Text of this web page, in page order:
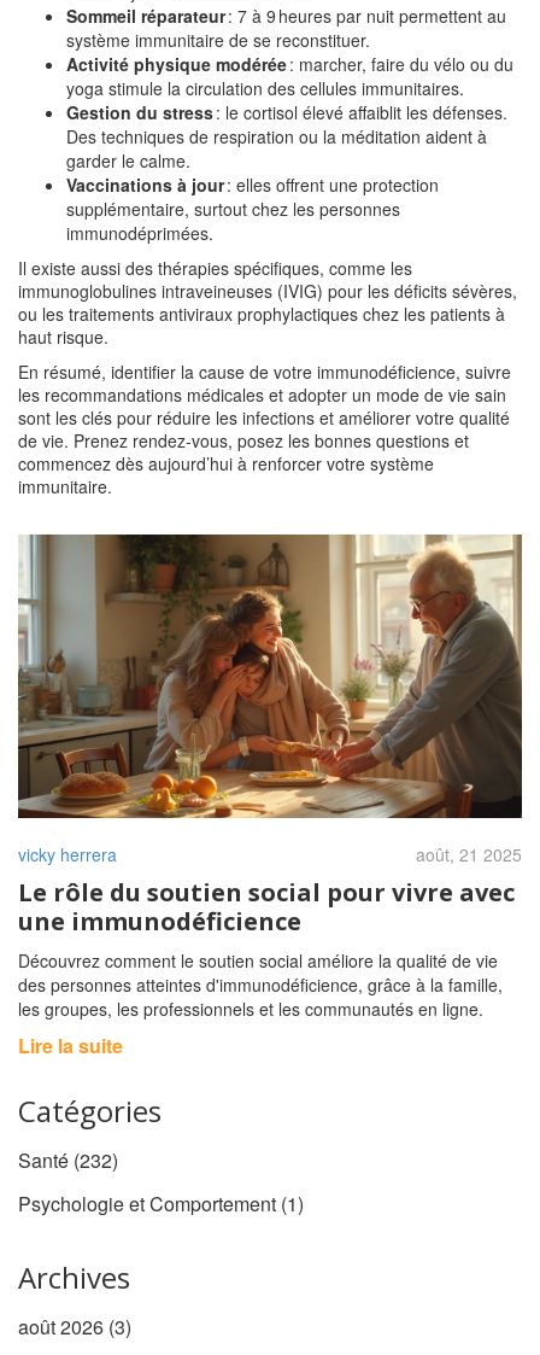
Sommeil réparateur: 7 à 9 heures par nuit permettent au
système immunitaire de se reconstituer.
Activité physique modérée: marcher, faire du vélo ou du
yoga stimule la circulation des cellules immunitaires.
Gestion du stress: le cortisol élevé affaiblit les défenses.
Des techniques de respiration ou la méditation aident à
garder le calme.
Vaccinations à jour: elles offrent une protection
supplémentaire, surtout chez les personnes
immunodéprimées.
Il existe aussi des thérapies spécifiques, comme les
immunoglobulines intraveineuses (IVIG) pour les déficits sévères,
ou les traitements antiviraux prophylactiques chez les patients à
haut risque.
En résumé, identifier la cause de votre immunodéficience, suivre
les recommandations médicales et adopter un mode de vie sain
sont les clés pour réduire les infections et améliorer votre qualité
de vie. Prenez rendez‑vous, posez les bonnes questions et
commencez dès aujourd’hui à renforcer votre système
immunitaire.
vicky herrera août, 21 2025
Le rôle du soutien social pour vivre avec
une immunodéficience
Découvrez comment le soutien social améliore la qualité de vie
des personnes atteintes d'immunodéficience, grâce à la famille,
les groupes, les professionnels et les communautés en ligne.
Lire la suite
Catégories
Santé (232)
Psychologie et Comportement (1)
Archives
août 2026 (3)